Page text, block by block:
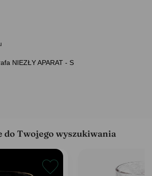
NIEZŁY APARAT - S
do Twojego wyszukiwania